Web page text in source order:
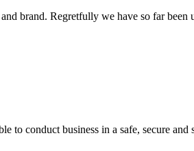
brand. Regretfully we have so far
conduct business in a safe, secure and